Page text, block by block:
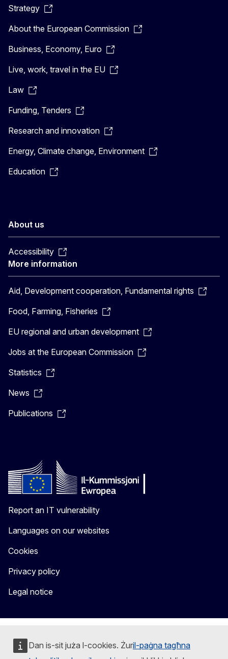
Dan is-sit juża l-cookies. Żuril-paġna tagħna
Strategy
About the European Commission
Business, Economy, Euro
Live, work, travel in the EU
Law
Funding, Tenders
Research and innovation
Energy, Climate change, Environment
Education
About us
Accessibility
More information
Aid, Development cooperation, Fundamental rights
Food, Farming, Fisheries
EU regional and urban development
Jobs at the European Commission
Statistics
News
Publications
Report an IT vulnerability
Languages on our websites
Cookies
Privacy policy
Legal notice